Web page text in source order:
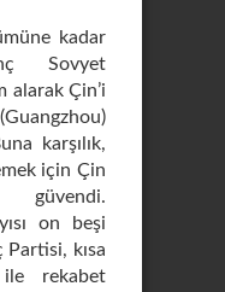
kadar
Sovyet
alarak Çin’i
karşılık,
için Çin
on beşi
Partisi, kısa
ile rekabet